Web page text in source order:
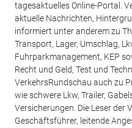
tagesaktuelles Online-Portal.
aktuelle Nachrichten,
informiert unter anderem zu
Transport, Lager, Umschlag,
Fuhrparkmanagement, KEP
Recht und Geld, Test und
VerkehrsRundschau auch zu
wie schwere Lkw, Trailer,
Versicherungen. Die Leser der
Geschäftsführer, leitende